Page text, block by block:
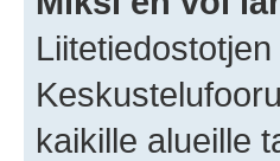
kaikille alueille